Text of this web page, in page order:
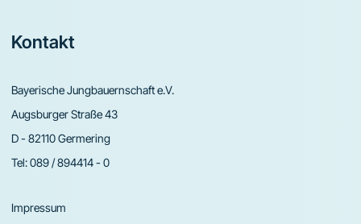
Footer
Kontakt
Bayerische Jungbauernschaft e.V.
Augsburger Straße 43
D - 82110 Germering
Tel:089 / 894414 - 0
Impressum